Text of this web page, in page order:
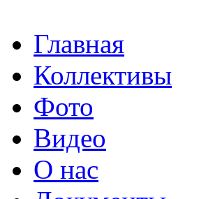
Главная
Коллективы
Фото
Видео
О нас